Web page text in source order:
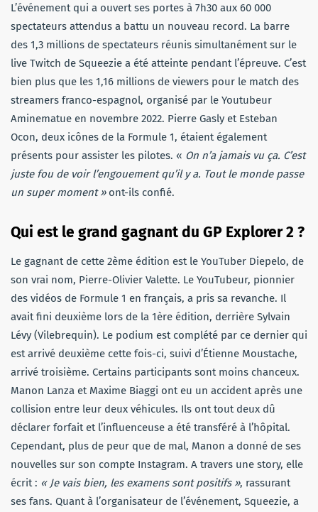
L’événement qui a ouvert ses portes à 7h30 aux 60 000
spectateurs attendus a battu un nouveau record. La barre
des 1,3 millions de spectateurs réunis simultanément sur le
live Twitch de Squeezie a été atteinte pendant l’épreuve. C’est
bien plus que les 1,16 millions de viewers pour le match des
streamers franco-espagnol, organisé par le Youtubeur
Aminematue en novembre 2022. Pierre Gasly et Esteban
Ocon, deux icônes de la Formule 1, étaient également
présents pour assister les pilotes. « On n’a jamais vu ça. C’est
juste fou de voir l’engouement qu’il y a. Tout le monde passe
un super moment »ont-ils confié.
Qui est le grand gagnant du GP Explorer 2 ?
Le gagnant de cette 2ème édition est le YouTuber Diepelo, de
son vrai nom, Pierre-Olivier Valette. Le YouTubeur, pionnier
des vidéos de Formule 1 en français, a pris sa revanche. Il
avait fini deuxième lors de la 1ère édition, derrière Sylvain
Lévy (Vilebrequin). Le podium est complété par ce dernier qui
est arrivé deuxième cette fois-ci, suivi d’Étienne Moustache,
arrivé troisième. Certains participants sont moins chanceux.
Manon Lanza et Maxime Biaggi ont eu un accident après une
collision entre leur deux véhicules. Ils ont tout deux dû
déclarer forfait et l’influenceuse a été transféré à l’hôpital.
Cependant, plus de peur que de mal, Manon a donné de ses
nouvelles sur son compte Instagram. A travers une story, elle
écrit : « Je vais bien, les examens sont positifs », rassurant
ses fans. Quant à l’organisateur de l’événement, Squeezie, a